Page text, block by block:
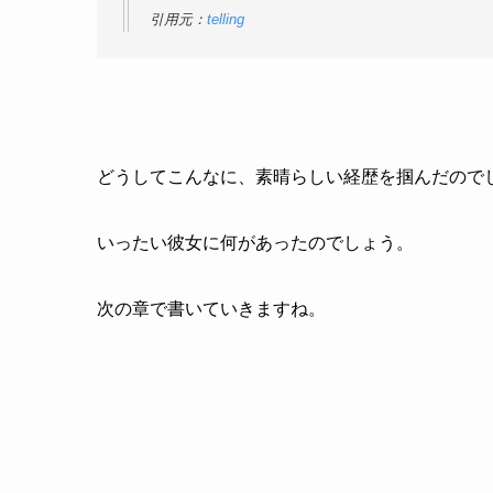
引用元： telling
どうしてこんなに、素晴らしい経歴を掴んだので
いったい彼女に何があったのでしょう。
次の章で書いていきますね。